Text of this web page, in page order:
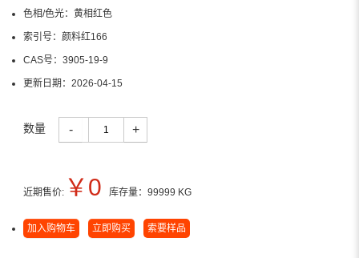
色相/色光： 黄相红色
索引号： 颜料红166
CAS号： 3905-19-9
更新日期： 2026-04-15
数量 - +
近期售价: ￥0 库存量： 99999 KG
加入购物车 立即购买 索要样品